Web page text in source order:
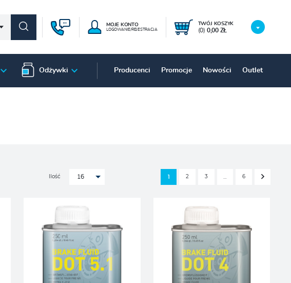
MOJE KONTO
LOGOWANIE/REJESTRACJA
TWÓJ KOSZYK
(0) 0,00 ZŁ
Odżywki Producenci Promocje Nowości Outlet
Ilość 16 1 2 3 … 6